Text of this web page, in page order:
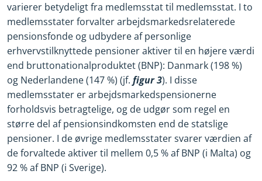
varierer betydeligt fra medlemsstat til medlemsstat. I to
medlemsstater forvalter arbejdsmarkedsrelaterede
pensionsfonde og udbydere af personlige
erhvervstilknyttede pensioner aktiver til en højere værdi
end bruttonationalproduktet (BNP): Danmark (198 %)
og Nederlandene (147 %) (jf. figur 3). I disse
medlemsstater er arbejdsmarkedspensionerne
forholdsvis betragtelige, og de udgør som regel en
større del af pensionsindkomsten end de statslige
pensioner. I de øvrige medlemsstater svarer værdien af
de forvaltede aktiver til mellem 0,5 % af BNP (i Malta) og
92 % af BNP (i Sverige).